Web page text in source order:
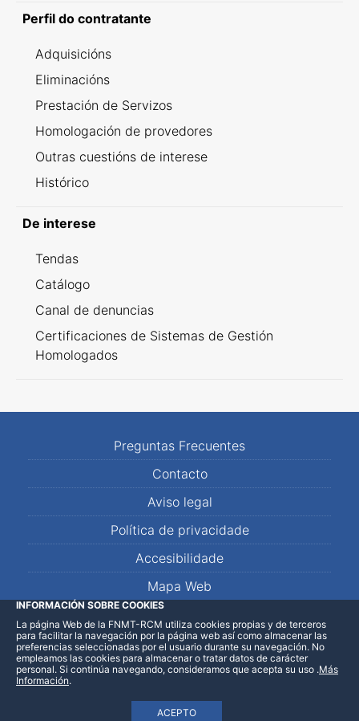
Perfil do contratante
Adquisicións
Eliminacións
Prestación de Servizos
Homologación de provedores
Outras cuestións de interese
Histórico
De interese
Tendas
Catálogo
Canal de denuncias
Certificaciones de Sistemas de Gestión
Homologados
Preguntas Frecuentes
Contacto
Aviso legal
Política de privacidade
Accesibilidade
Mapa Web
LinkedInFacebookWhatsApp
INFORMACIÓN SOBRE COOKIES
La página Web de la FNMT-RCM utiliza cookies propias y de terceros
para facilitar la navegación por la página web así como almacenar las
preferencias seleccionadas por el usuario durante su navegación. No
empleamos las cookies para almacenar o tratar datos de carácter
personal. Si continúa navegando, consideramos que acepta su uso
ACEPTO
.Más
Información.